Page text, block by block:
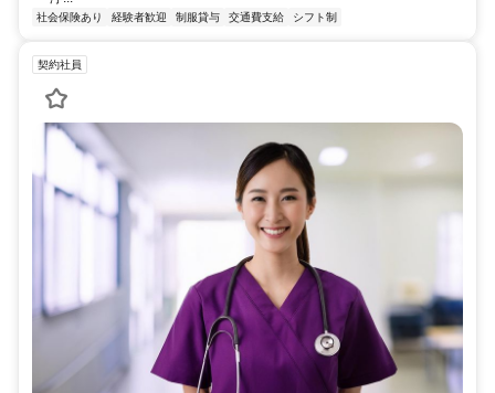
社会保険あり 経験者歓迎 制服貸与 交通費支給 シフト制
契約社員